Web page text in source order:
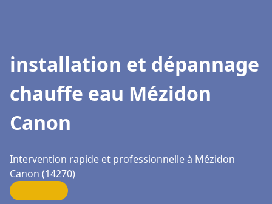
installation et dépannage
chauffe eau Mézidon
Canon
Intervention rapide et professionnelle à Mézidon
Canon (14270)